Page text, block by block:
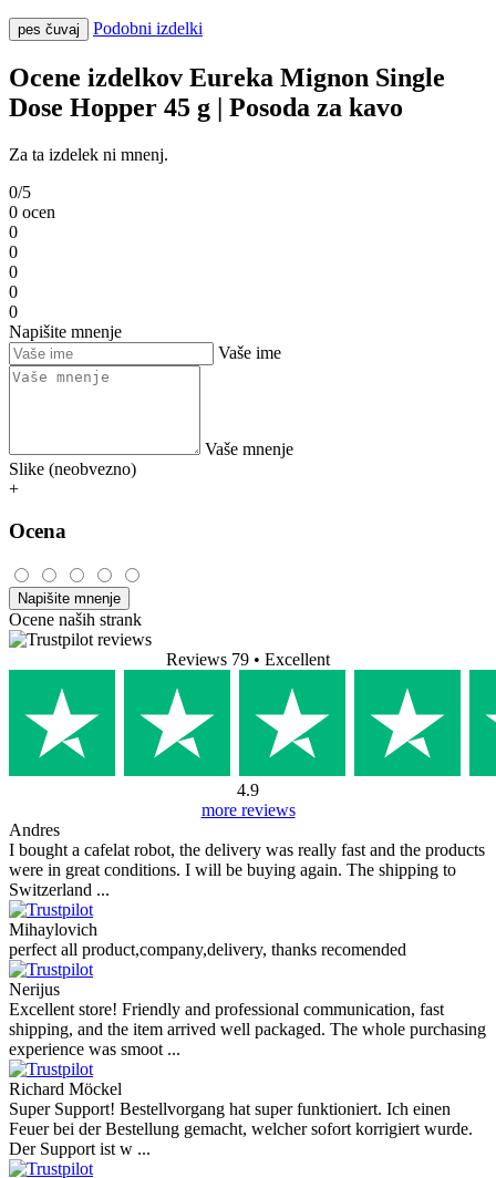
pes čuvaj Podobni izdelki
Ocene izdelkov Eureka Mignon Single
Dose Hopper 45 g | Posoda za kavo
Za ta izdelek ni mnenj.
0/5
0 ocen
0
0
0
0
0
Napišite mnenje
Vaše ime
Vaše mnenje
Slike (neobvezno)
+
Ocena
Napišite mnenje
Ocene naših strank
Reviews 79 • Excellent
4.9
more reviews
Andres
I bought a cafelat robot, the delivery was really fast and the products
were in great conditions. I will be buying again. The shipping to
Switzerland ...
Mihaylovich
perfect all product,company,delivery, thanks recomended
Nerijus
Excellent store! Friendly and professional communication, fast
shipping, and the item arrived well packaged. The whole purchasing
experience was smoot ...
Richard Möckel
Super Support! Bestellvorgang hat super funktioniert. Ich einen
Feuer bei der Bestellung gemacht, welcher sofort korrigiert wurde.
Der Support ist w ...